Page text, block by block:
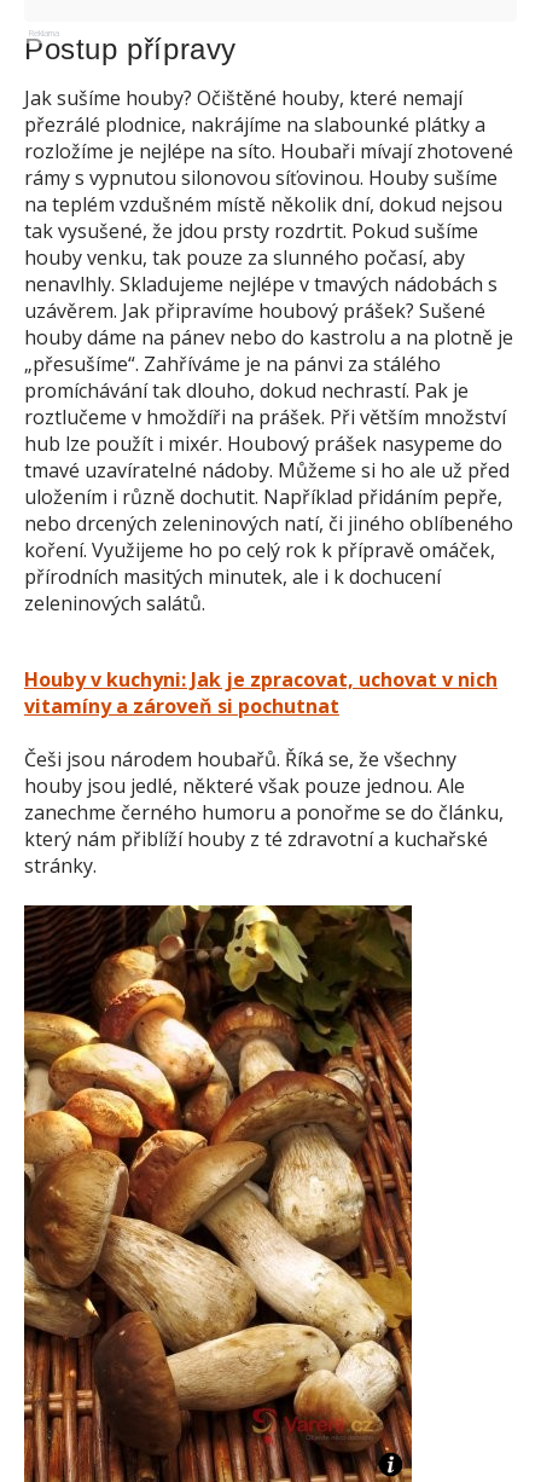
Reklama
Postup přípravy
Jak sušíme houby? Očištěné houby, které nemají
přezrálé plodnice, nakrájíme na slabounké plátky a
rozložíme je nejlépe na síto. Houbaři mívají zhotovené
rámy s vypnutou silonovou síťovinou. Houby sušíme
na teplém vzdušném místě několik dní, dokud nejsou
tak vysušené, že jdou prsty rozdrtit. Pokud sušíme
houby venku, tak pouze za slunného počasí, aby
nenavlhly. Skladujeme nejlépe v tmavých nádobách s
uzávěrem. Jak připravíme houbový prášek? Sušené
houby dáme na pánev nebo do kastrolu a na plotně je
„přesušíme“. Zahříváme je na pánvi za stálého
promíchávání tak dlouho, dokud nechrastí. Pak je
roztlučeme v hmoždíři na prášek. Při větším množství
hub lze použít i mixér. Houbový prášek nasypeme do
tmavé uzavíratelné nádoby. Můžeme si ho ale už před
uložením i různě dochutit. Například přidáním pepře,
nebo drcených zeleninových natí, či jiného oblíbeného
koření. Využijeme ho po celý rok k přípravě omáček,
přírodních masitých minutek, ale i k dochucení
zeleninových salátů.
Houby v kuchyni: Jak je zpracovat, uchovat v nich
vitamíny a zároveň si pochutnat
Češi jsou národem houbařů. Říká se, že všechny
houby jsou jedlé, některé však pouze jednou. Ale
zanechme černého humoru a ponořme se do článku,
který nám přiblíží houby z té zdravotní a kuchařské
stránky.